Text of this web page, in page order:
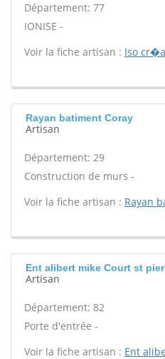
Département: 77
IONISE -
Voir la fiche artisan : Iso
Rayan batiment Coray
Artisan
Département: 29
Construction de murs -
Voir la fiche artisan : Rayan
Ent alibert mike Court st
Artisan
Département: 82
Porte d'entrée -
Voir la fiche artisan : Ent